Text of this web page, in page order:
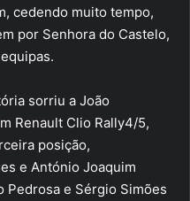
cedendo muito tempo,
por Senhora do Castelo,
sorriu a João
Renault Clio Rally4/5,
posição,
e António Joaquim
Pedrosa e Sérgio Simões